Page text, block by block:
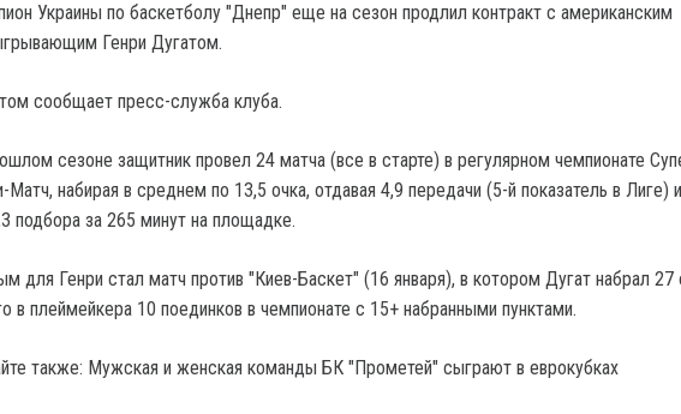
Украины по баскетболу "Днепр" еще на сезон продлил контракт с американским
Генри Дугатом.
сообщает пресс-служба клуба.
сезоне защитник провел 24 матча (все в старте) в регулярном чемпионате
Матч, набирая в среднем по 13,5 очка, отдавая 4,9 передачи (5-й показатель в Лиге)
подбора за 265 минут на площадке.
для Генри стал матч против "Киев-Баскет" (16 января), в котором Дугат набрал 27
в плеймейкера 10 поединков в чемпионате с 15+ набранными пунктами.
также: Мужская и женская команды БК "Прометей" сыграют в еврокубках